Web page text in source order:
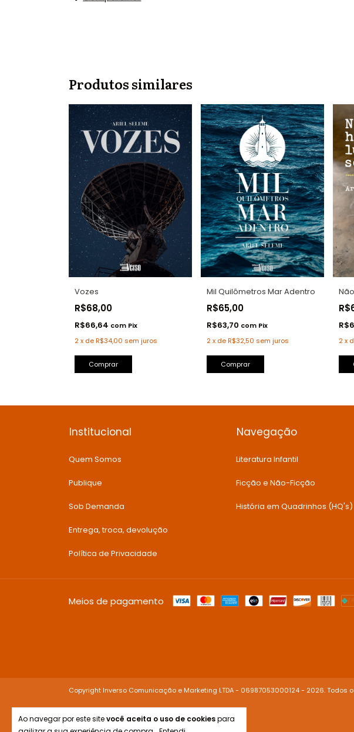
Ao navegar por este sitevocê aceita o uso de cookiespara
Produtos similares
Vozes
R$68,00
R$66,64 com Pix
2x deR$34,00 sem juros
Comprar
Mil Quilômetros Mar Adentro
R$65,00
R$63,70 com Pix
2x deR$32,50 sem juros
Comprar
2x
Institucional
Quem Somos
Publique
Sob Demanda
Entrega, troca, devolução
Política de Privacidade
Navegação
Literatura Infantil
Ficção e Não-Ficção
História em Quadrinhos (HQ's)
Meios de pagamento
Copyright Inverso Comunicação e Marketing LTDA - 06987053000124 - 2026. Todos